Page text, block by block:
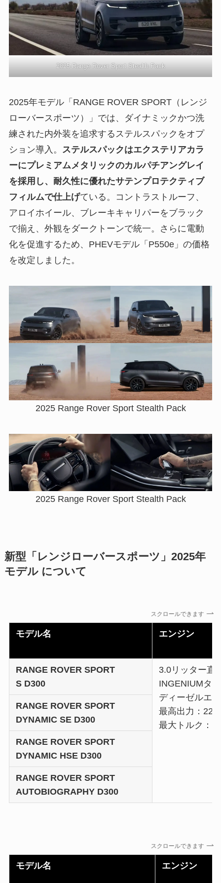
2025 Range Rover Sport Stealth Pack
2025年モデル「RANGE ROVER SPORT（レンジ
ローバースポーツ）」では、ダイナミックかつ洗
練された内外装を追求するステルスパックをオプ
ション導入。 ステルスパックはエクステリアカラ
ーにプレミアムメタリックのカルパチアングレイ
を採用し、耐久性に優れたサテンプロテクティブ
フィルムで仕上げている。コントラストルーフ、
アロイホイール、ブレーキキャリパーをブラック
で揃え、外観をダークトーンで統一。さらに電動
化を促進するため、PHEVモデル「P550e」の価格
を改定しました。
2025 Range Rover Sport Stealth Pack
2025 Range Rover Sport Stealth Pack
新型「レンジローバースポーツ」2025年
モデル について
スクロールできます
モデル名 エンジン
RANGE ROVER SPORT
S D300
3.0リッター直
INGENIUMタ
ディーゼルエ
最高出力：
最大トルク：
RANGE ROVER SPORT
DYNAMIC SE D300
RANGE ROVER SPORT
DYNAMIC HSE D300
RANGE ROVER SPORT
AUTOBIOGRAPHY D300
スクロールできます
モデル名 エンジン